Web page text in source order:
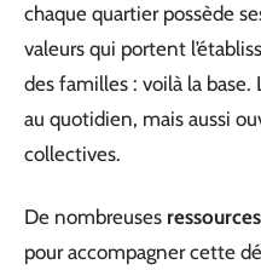
chaque quartier possède
valeurs qui portent
des familles : voilà la
au quotidien, mais aussi
collectives.
De nombreuses
pour accompagner cette